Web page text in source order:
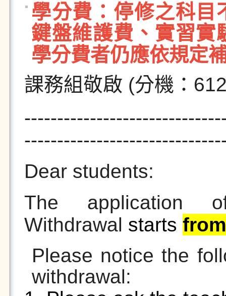
學分費：停修之科目
鍵盤維護費、實習實
學分費者仍應依規定
課務組敬啟 (分機 ：
Dear students:
The application
Withdrawal starts
Please notice the
withdrawal: